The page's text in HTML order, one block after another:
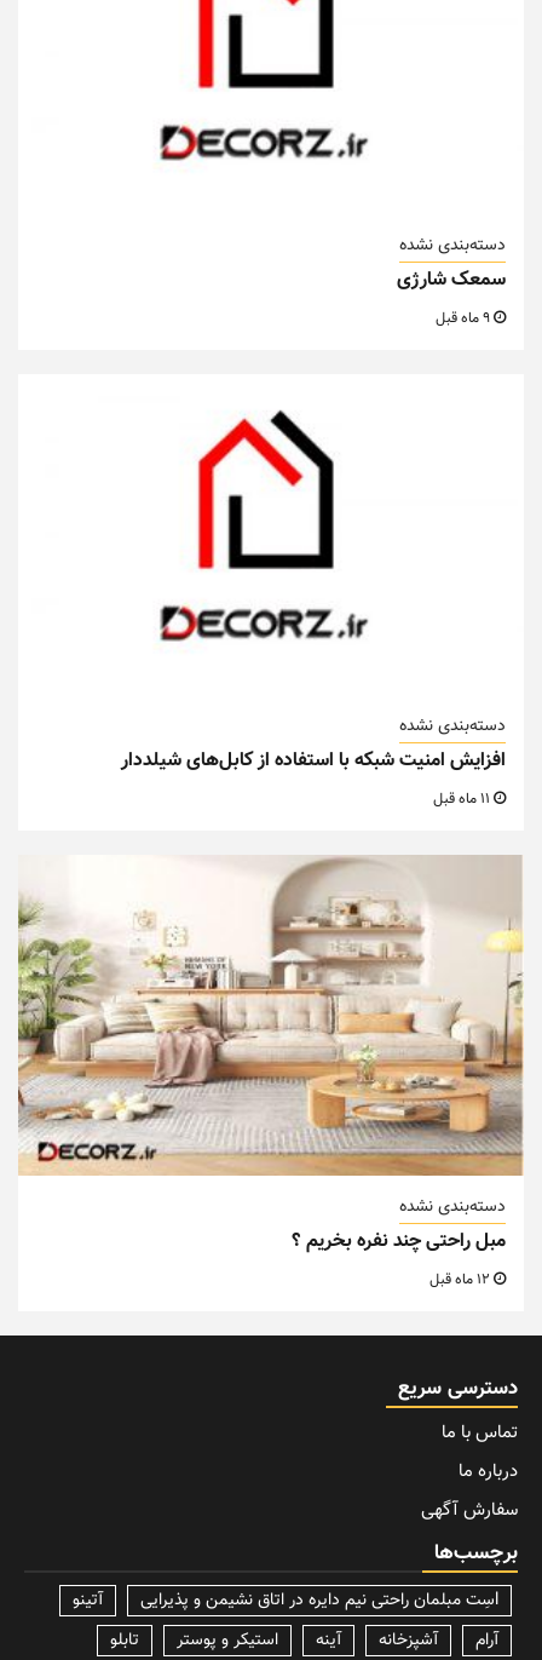
دسته‌بندی نشده
سمعک شارژی
دسته‌بندی نشده
افزایش امنیت شبکه با استفاده از کابل‌های شیلددار
دسته‌بندی نشده
مبل راحتی چند نفره بخریم ؟
دسترسی سریع
تماس با ما
درباره ما
سفارش آگهی
برچسب‌ها
lسِت مبلمان راحتی نیم دایره در اتاق نشیمن و پذیرایی
آتینو
آرام
آشپزخانه آینه استیکر و پوستر
تابلو